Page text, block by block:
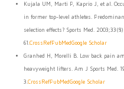
Kujala UM, Marti P, Kaprio J, et al.
in former top-level athletes.
selection effects? Sports Med.
61.CrossRefPubMedGoogle Scholar
Granhed H, Morelli B. Low back pain
heavyweight lifters. Am J Sports Med.
3.CrossRefPubMedGoogle Scholar